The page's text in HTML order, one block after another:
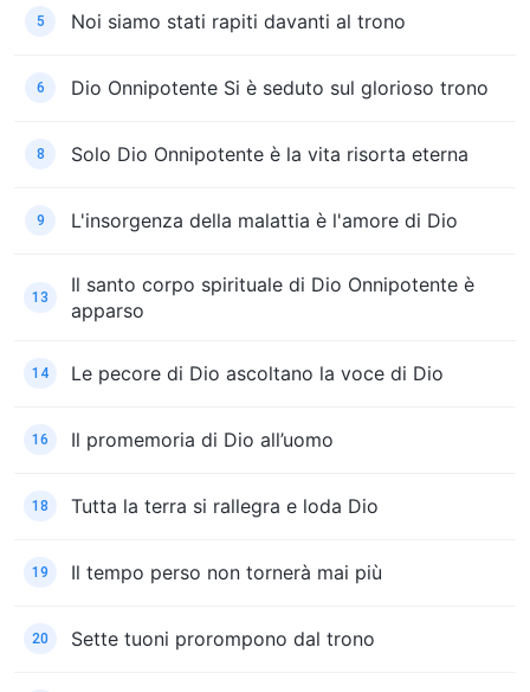
5 Noi siamo stati rapiti davanti al trono
6 Dio Onnipotente Si è seduto sul glorioso trono
8 Solo Dio Onnipotente è la vita risorta eterna
9 L'insorgenza della malattia è l'amore di Dio
13
Il santo corpo spirituale di Dio Onnipotente è
apparso
14 Le pecore di Dio ascoltano la voce di Dio
16 Il promemoria di Dio all’uomo
18 Tutta la terra si rallegra e loda Dio
19 Il tempo perso non tornerà mai più
20 Sette tuoni prorompono dal trono